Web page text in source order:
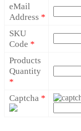
eMail
Address *
SKU
Code *
Products
Quantity
*
Captcha *